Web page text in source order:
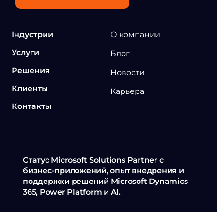
Індустрии
Услуги
Решения
Клиенты
Контакты
О компании
Блог
Новости
Карьера
Статус Microsoft Solutions Partner с
бизнес-приложений, опыт внедрения и
поддержки решений Microsoft Dynamics
365, Power Platform и AI.